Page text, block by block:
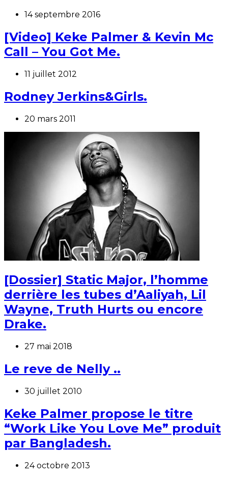
14 septembre 2016
[Video] Keke Palmer & Kevin Mc
Call – You Got Me.
11 juillet 2012
Rodney Jerkins&Girls.
20 mars 2011
[Dossier] Static Major, l’homme
derrière les tubes d’Aaliyah, Lil
Wayne, Truth Hurts ou encore
Drake.
27 mai 2018
Le reve de Nelly ..
30 juillet 2010
Keke Palmer propose le titre
“Work Like You Love Me” produit
par Bangladesh.
24 octobre 2013